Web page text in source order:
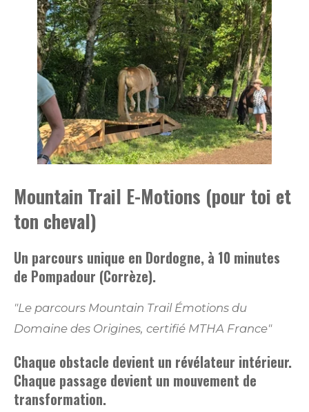
Mountain Trail E-Motions (pour toi et
ton cheval)
Un parcours unique en Dordogne, à 10 minutes
de Pompadour (Corrèze).
"Le parcours Mountain Trail Émotions du
Domaine des Origines, certifié MTHA France"
Chaque obstacle devient un révélateur intérieur.
Chaque passage devient un mouvement de
transformation.